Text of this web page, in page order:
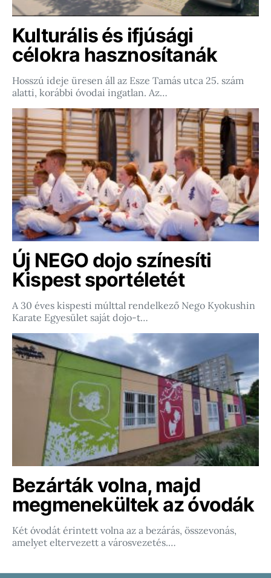
Kulturális és ifjúsági
célokra hasznosítanák
Hosszú ideje üresen áll az Esze Tamás utca 25. szám
alatti, korábbi óvodai ingatlan. Az…
Új NEGO dojo színesíti
Kispest sportéletét
A 30 éves kispesti múlttal rendelkező Nego Kyokushin
Karate Egyesület saját dojo-t…
Bezárták volna, majd
megmenekültek az óvodák
Két óvodát érintett volna az a bezárás, összevonás,
amelyet eltervezett a városvezetés.…